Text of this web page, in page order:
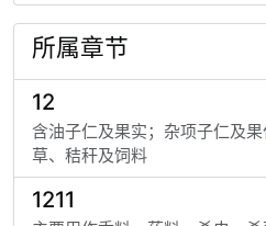
所属章节
12
含油子仁及果实；杂项子仁及
草、秸秆及饲料
1211